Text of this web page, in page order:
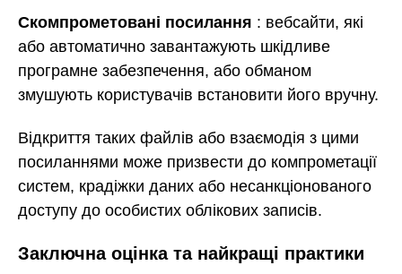
Скомпрометовані посилання : вебсайти, які
або автоматично завантажують шкідливе
програмне забезпечення, або обманом
змушують користувачів встановити його вручну.
Відкриття таких файлів або взаємодія з цими
посиланнями може призвести до компрометації
систем, крадіжки даних або несанкціонованого
доступу до особистих облікових записів.
Заключна оцінка та найкращі практики